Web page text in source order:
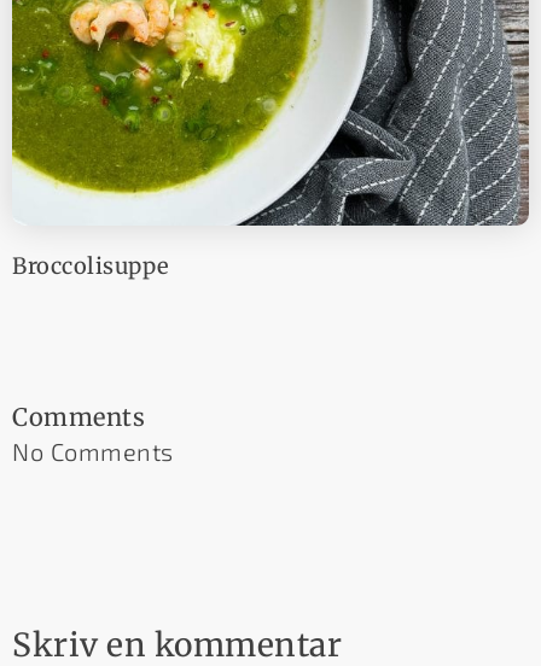
Broccolisuppe
Comments
No Comments
Skriv en kommentar